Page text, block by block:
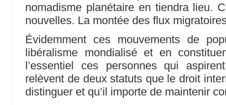
nomadisme planétaire en tiendra lieu.
nouvelles. La montée des flux
Évidemment ces mouvements de
libéralisme mondialisé et en
l’essentiel ces personnes qui
relèvent de deux statuts que le droit
distinguer et qu’il importe de maintenir